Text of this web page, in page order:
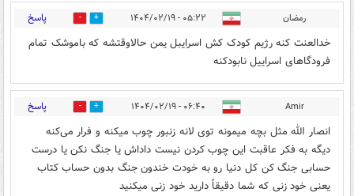
رمضان ۰۵:۲۲ - ۱۴۰۴/۰۲/۱۹ 0 پاسخ
خدالعنت کنه رژیم کودک کش اسرایبل یمن حالاوقتشه که باموشک تمام
فرودگاهای اسراییل نابودکنه
Amir ۰۶:۴۰ - ۱۴۰۴/۰۲/۱۹ 1 پاسخ
انصار الله مثل بچه میمونه توی لانه زنبور چوب میکنه و فرار می‌کنه
دیگه به فکر عاقبت این چوب کردن نیست داداش یا جنگ نکن یا درست
حسابی جنگ کن کل دنیا رو به خودت خندون جنگ بدون حساب کتاب
یعنی خود زنی که شما دقیقاً دارید خود زنی میکنید